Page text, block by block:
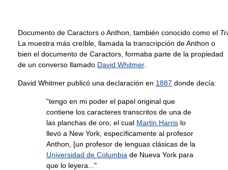
Documento de Caractors o Anthon, también conocido como el
La muestra más creíble, llamada la transcripción de Anthon o
bien el documento de Caractors, formaba parte de la propiedad
de un converso llamado David Whitmer.
David Whitmer publicó una declaración en 1887 donde decía:
"tengo en mi poder el papel original que
contiene los caracteres transcritos de una de
las planchas de oro, el cual Martin Harris lo
llevó a New York, específicamente al profesor
Anthon, [un profesor de lenguas clásicas de la
Universidad de Columbia de Nueva York para
que lo leyera..."